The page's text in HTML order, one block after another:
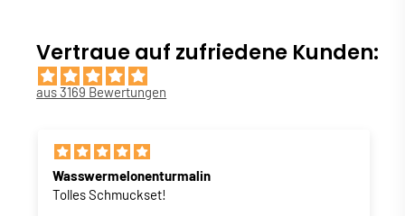
Vertraue auf zufriedene Kunden:
aus 3169 Bewertungen
Wasswermelonenturmalin
Tolles Schmuckset!